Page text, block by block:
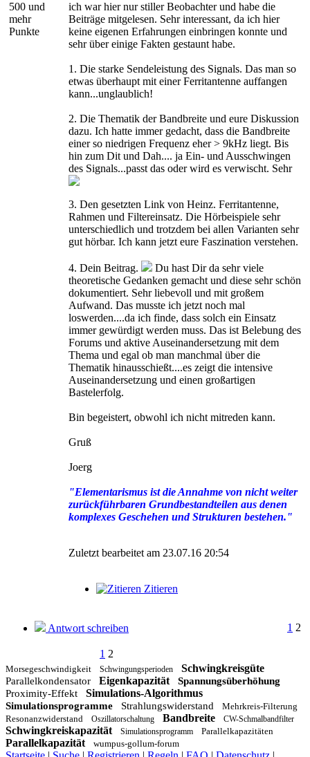
500 und
mehr
Punkte
ich war hier nur stiller Beobachter und habe die
Beiträge mitgelesen. Sehr interessant, da ich hier
keine eigenen Erfahrungen einbringen konnte und
sehr über einige Fakten gestaunt habe.
1. Die starke Sendeleistung des Signals. Das man so
etwas überhaupt mit einer Ferritantenne auffangen
kann...unglaublich!
2. Die Thematik der Bandbreite und eure Diskussion
dazu. Ich hatte immer gedacht, dass die Bandbreite
einer so niedrigen Frequenz eher > 9kHz liegt. Bis
hin zum Dit und Dah.... ja Ein- und Ausschwingen
des Signals...passt das oder wird es verwischt. Sehr
3. Den gesetzten Link von Heinz. Ferritantenne,
Rahmen und Filtereinsatz. Die Hörbeispiele sehr
unterschiedlich und trotzdem bei allen Varianten sehr
gut hörbar. Ich kann jetzt eure Faszination verstehen.
4. Dein Beitrag.
Du hast Dir da sehr viele
theoretische Gedanken gemacht und diese sehr schön
dokumentiert. Sehr liebevoll und mit großem
Aufwand. Das musste ich jetzt noch mal
loswerden....da ich finde, dass solch ein Einsatz
immer gewürdigt werden muss. Das ist Belebung des
Forums und aktive Auseinandersetzung mit dem
Thema und egal ob man manchmal über die
Thematik hinausschießt....es zeigt die intensive
Auseinandersetzung und einen großartigen
Bastelerfolg.
Bin begeistert, obwohl ich nicht mitreden kann.
Gruß
Joerg
"Elementarismus ist die Annahme von nicht weiter
zurückführbaren Grundbestandteilen aus denen
komplexes Geschehen und Strukturen bestehen."
Zuletzt bearbeitet am 23.07.16 20:54
Zitieren
Antwort schreiben 1 2
1 2
Morsegeschwindigkeit Schwingungsperioden Schwingkreisgüte
Parallelkondensator Eigenkapazität
Spannungsüberhöhung
Proximity-Effekt
Simulations-Algorithmus
Simulationsprogramme Strahlungswiderstand
Mehrkreis-Filterung
Resonanzwiderstand
Oszillatorschaltung Bandbreite CW-Schmalbandfilter
Schwingkreiskapazität Simulationsprogramm Parallelkapazitäten
Parallelkapazität wumpus-gollum-forum